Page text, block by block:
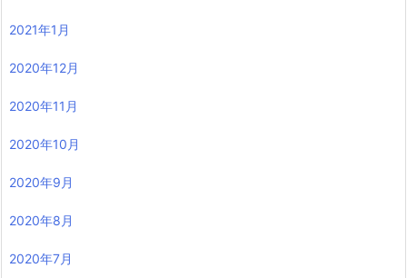
2021年1月
2020年12月
2020年11月
2020年10月
2020年9月
2020年8月
2020年7月